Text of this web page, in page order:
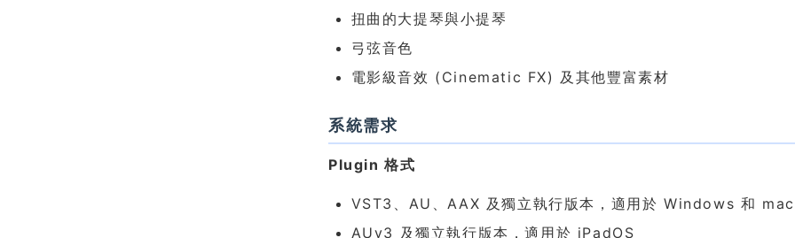
扭曲的大提琴與小提琴
弓弦音色
電影級音效 (Cinematic FX) 及其他豐富素材
系統需求
Plugin 格式
VST3、AU、AAX 及獨立執行版本，適用於 Windows 和
AUv3 及獨立執行版本，適用於 iPadOS